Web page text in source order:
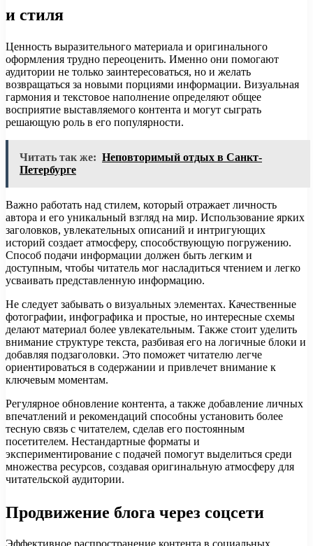
и стиля
Ценность выразительного материала и оригинального
оформления трудно переоценить. Именно они помогают
аудитории не только заинтересоваться, но и желать
возвращаться за новыми порциями информации. Визуальная
гармония и текстовое наполнение определяют общее
восприятие выставляемого контента и могут сыграть
решающую роль в его популярности.
Читать так же: Неповторимый отдых в Санкт-
Петербурге
Важно работать над стилем, который отражает личность
автора и его уникальный взгляд на мир. Использование ярких
заголовков, увлекательных описаний и интригующих
историй создает атмосферу, способствующую погружению.
Способ подачи информации должен быть легким и
доступным, чтобы читатель мог насладиться чтением и легко
усваивать представленную информацию.
Не следует забывать о визуальных элементах. Качественные
фотографии, инфографика и простые, но интересные схемы
делают материал более увлекательным. Также стоит уделить
внимание структуре текста, разбивая его на логичные блоки и
добавляя подзаголовки. Это поможет читателю легче
ориентироваться в содержании и привлечет внимание к
ключевым моментам.
Регулярное обновление контента, а также добавление личных
впечатлений и рекомендаций способны установить более
тесную связь с читателем, сделав его постоянным
посетителем. Нестандартные форматы и
экспериментирование с подачей помогут выделиться среди
множества ресурсов, создавая оригинальную атмосферу для
читательской аудитории.
Продвижение блога через соцсети